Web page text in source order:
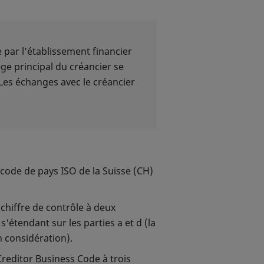
les documents
concerné. La
les documents
par l’établissement financier
principal du créancier se
échanges avec le créancier
de pays ISO de la Suisse (CH)
de contrôle à deux
sur les parties a et d (la
considération).
Business Code à trois